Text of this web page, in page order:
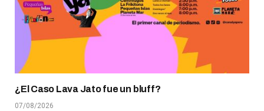
¿El Caso Lava Jato fue un bluff?
07/08/2026